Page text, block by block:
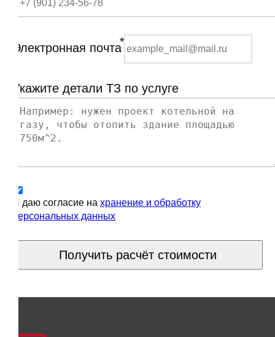
Электронная почта*
Укажите детали ТЗ по услуге
Я даю согласие на хранение и обработку
персональных данных
Получить расчёт стоимости